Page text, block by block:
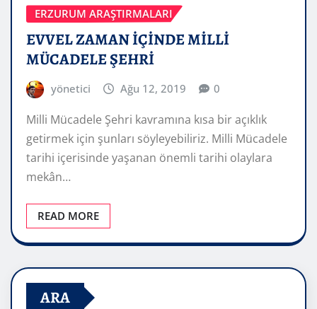
ERZURUM ARAŞTIRMALARI
EVVEL ZAMAN İÇİNDE MİLLİ
MÜCADELE ŞEHRİ
yönetici Ağu 12, 2019 0
Milli Mücadele Şehri kavramına kısa bir açıklık
getirmek için şunları söyleyebiliriz. Milli Mücadele
tarihi içerisinde yaşanan önemli tarihi olaylara
mekân…
READ MORE
ARA